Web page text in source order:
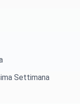
Settimana